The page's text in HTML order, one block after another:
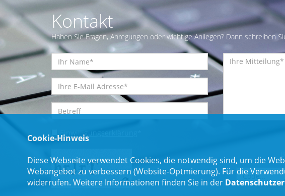
Kontakt
Haben Sie Fragen, Anregungen oder wichtige Anliegen? Dann schreiben
Einwilligungserklärung
Cookie-Hinweis
Diese Webseite verwendet Cookies, die notwendig sind, um die
Webangebot zu verbessern (Website-Optmierung). Für die
widerrufen. Weitere Informationen finden Sie in der